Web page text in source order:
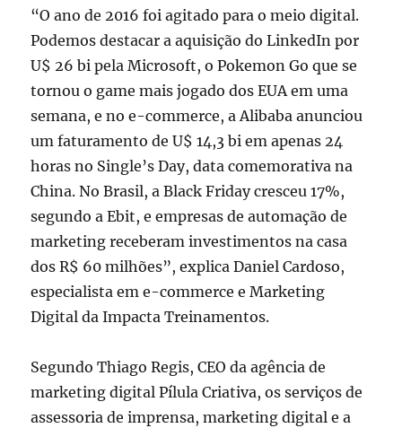
“O ano de 2016 foi agitado para o meio digital.
Podemos destacar a aquisição do LinkedIn por
U$ 26 bi pela Microsoft, o Pokemon Go que se
tornou o game mais jogado dos EUA em uma
semana, e no e-commerce, a Alibaba anunciou
um faturamento de U$ 14,3 bi em apenas 24
horas no Single’s Day, data comemorativa na
China. No Brasil, a Black Friday cresceu 17%,
segundo a Ebit, e empresas de automação de
marketing receberam investimentos na casa
dos R$ 60 milhões”, explica Daniel Cardoso,
especialista em e-commerce e Marketing
Digital da Impacta Treinamentos.
Segundo Thiago Regis, CEO da agência de
marketing digital Pílula Criativa, os serviços de
assessoria de imprensa, marketing digital e a